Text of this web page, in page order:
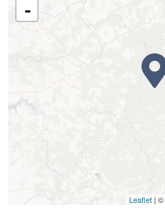
-
Leaflet | ©